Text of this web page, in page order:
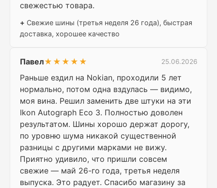
свежестью товара.
+ Свежие шины (третья неделя 26 года), быстрая
доставка, хорошее качество
Павел★★★★★ 25.06.2026
Раньше ездил на Nokian, проходили 5 лет
нормально, потом одна вздулась — видимо,
моя вина. Решил заменить две штуки на эти
Ikon Autograph Eco 3. Полностью доволен
результатом. Шины хорошо держат дорогу,
по уровню шума никакой существенной
разницы с другими марками не вижу.
Приятно удивило, что пришли совсем
свежие — май 26-го года, третья неделя
выпуска. Это радует. Спасибо магазину за